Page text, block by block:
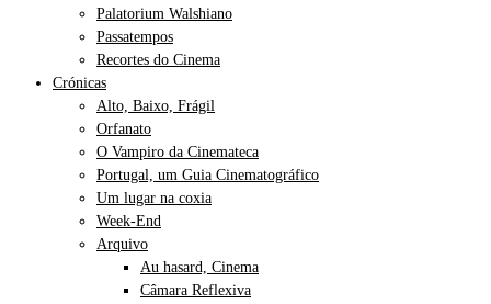
Palatorium Walshiano
Passatempos
Recortes do Cinema
Crónicas
Alto, Baixo, Frágil
Orfanato
O Vampiro da Cinemateca
Portugal, um Guia Cinematográfico
Um lugar na coxia
Week-End
Arquivo
Au hasard, Cinema
Câmara Reflexiva